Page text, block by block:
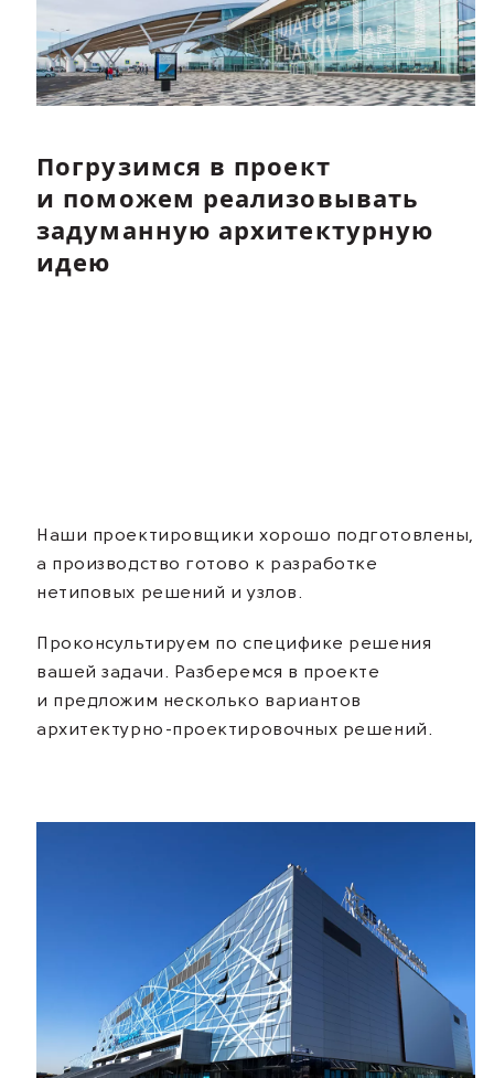
Погрузимся в проект
и поможем реализовывать
задуманную архитектурную
идею
Наши проектировщики хорошо подготовлены,
а производство готово к разработке
нетиповых решений и узлов.
Проконсультируем по специфике решения
вашей задачи. Разберемся в проекте
и предложим несколько вариантов
архитектурно-проектировочных решений.